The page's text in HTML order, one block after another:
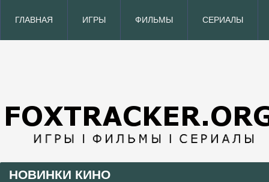
ГЛАВНАЯ ИГРЫ ФИЛЬМЫ СЕРИАЛЫ
НОВИНКИ КИНО